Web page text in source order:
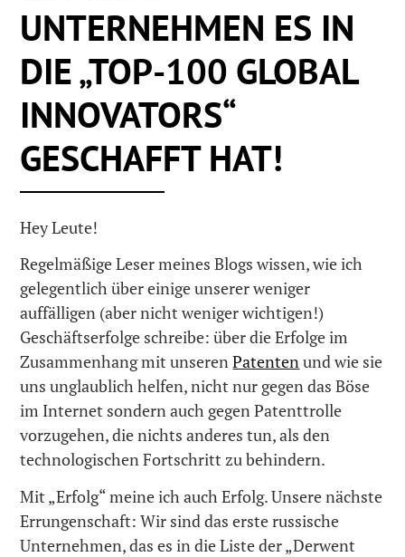
UNTERNEHMEN ES IN
DIE „TOP-100 GLOBAL
INNOVATORS“
GESCHAFFT HAT!
Hey Leute!
Regelmäßige Leser meines Blogs wissen, wie ich
gelegentlich über einige unserer weniger
auffälligen (aber nicht weniger wichtigen!)
Geschäftserfolge schreibe: über die Erfolge im
Zusammenhang mit unserenPatentenund wie sie
uns unglaublich helfen, nicht nur gegen das Böse
im Internet sondern auch gegen Patenttrolle
vorzugehen, die nichts anderes tun, als den
technologischen Fortschritt zu behindern.
Mit „Erfolg“ meine ich auch Erfolg. Unsere nächste
Errungenschaft: Wir sind das erste russische
Unternehmen, das es in die Liste der „Derwent